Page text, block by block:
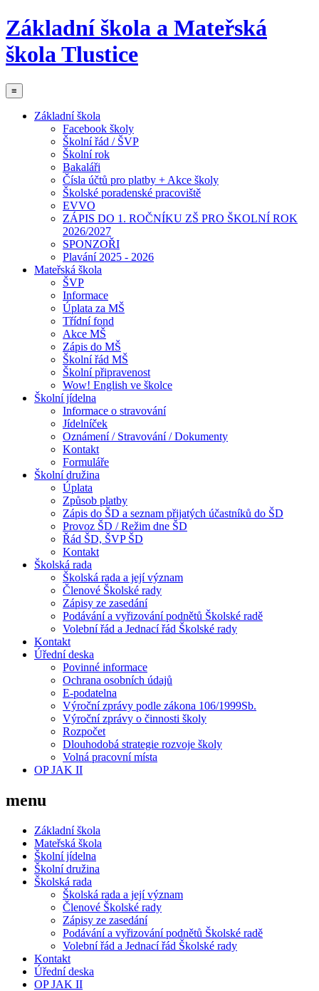
Základní škola a Mateřská
škola Tlustice
≡
Základní škola
Facebook školy
Školní řád / ŠVP
Školní rok
Bakaláři
Čísla účtů pro platby + Akce školy
Školské poradenské pracoviště
EVVO
ZÁPIS DO 1. ROČNÍKU ZŠ PRO ŠKOLNÍ ROK
2026/2027
SPONZOŘI
Plavání 2025 - 2026
Mateřská škola
ŠVP
Informace
Úplata za MŠ
Třídní fond
Akce MŠ
Zápis do MŠ
Školní řád MŠ
Školní připravenost
Wow! English ve školce
Školní jídelna
Informace o stravování
Jídelníček
Oznámení / Stravování / Dokumenty
Kontakt
Formuláře
Školní družina
Úplata
Způsob platby
Zápis do ŠD a seznam přijatých účastníků do ŠD
Provoz ŠD / Režim dne ŠD
Řád ŠD, ŠVP ŠD
Kontakt
Školská rada
Školská rada a její význam
Členové Školské rady
Zápisy ze zasedání
Podávání a vyřizování podnětů Školské radě
Volební řád a Jednací řád Školské rady
Kontakt
Úřední deska
Povinné informace
Ochrana osobních údajů
E-podatelna
Výroční zprávy podle zákona 106/1999Sb.
Výroční zprávy o činnosti školy
Rozpočet
Dlouhodobá strategie rozvoje školy
Volná pracovní místa
OP JAK II
menu
Základní škola
Mateřská škola
Školní jídelna
Školní družina
Školská rada
Školská rada a její význam
Členové Školské rady
Zápisy ze zasedání
Podávání a vyřizování podnětů Školské radě
Volební řád a Jednací řád Školské rady
Kontakt
Úřední deska
OP JAK II